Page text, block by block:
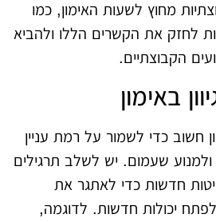
מחוץ לשעות האימון, כמו
לחזק את הקשרים הללו ולהביא
הקבוצתיים.
באימון
חשוב כדי לשמור על רמת עניין
שעמום. יש לשלב תרגילים
חדשות כדי לאתגר את
יכולות חדשות. לדוגמה,